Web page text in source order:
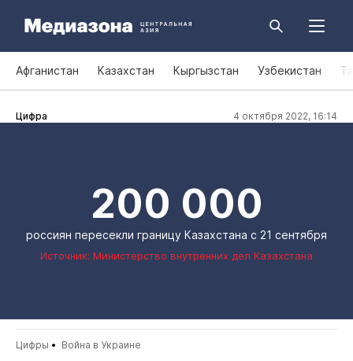
Афганистан Казахстан Кыргызстан Узбекистан
Цифра 4 октября 2022, 16:14
200 000
россиян пересекли границу Казахстана с 21 сентября
Источник: Министерство внутренних дел Казахстана
Цифры Война в Украине